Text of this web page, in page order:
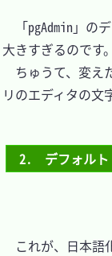
「pgAdmin」の
大きすぎるのです。
ちゅうて、変え
リのエディタの文
2.　デフォルト
これが、日本語